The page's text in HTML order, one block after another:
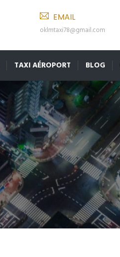
EMAIL
oklmtaxi78@gmail.com
TAXI AÉROPORT BLOG